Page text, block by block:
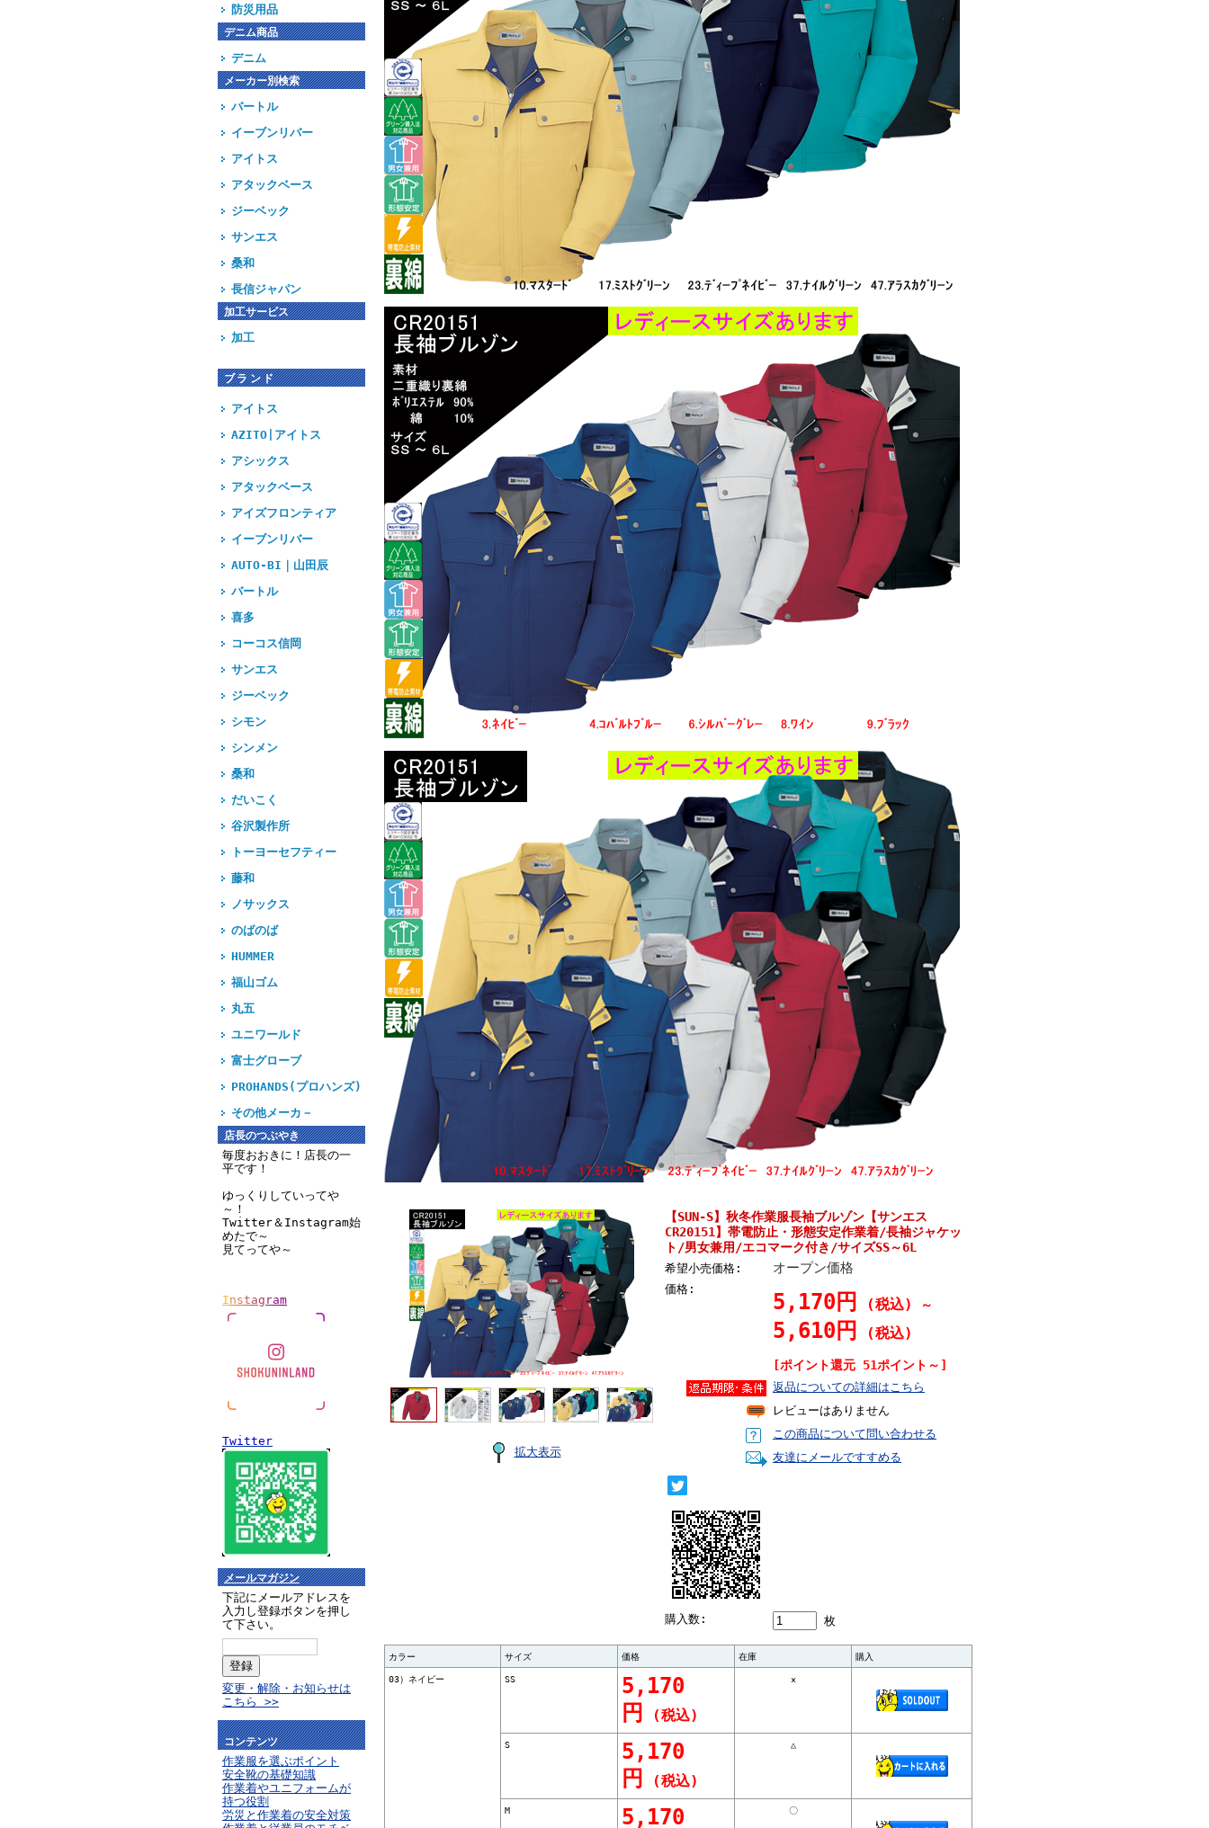
防災用品
デニム商品
デニム
メーカー別検索
バートル
イーブンリバー
アイトス
アタックベース
ジーベック
サンエス
桑和
長信ジャパン
加工サービス
加工
ブランド
アイトス
AZITO|アイトス
アシックス
アタックベース
アイズフロンティア
イーブンリバー
AUTO-BI｜山田辰
バートル
喜多
コーコス信岡
サンエス
ジーベック
シモン
シンメン
桑和
だいこく
谷沢製作所
トーヨーセフティー
藤和
ノサックス
のばのば
HUMMER
福山ゴム
丸五
ユニワールド
富士グローブ
PROHANDS(プロハンズ)
その他メーカ－
店長のつぶやき
毎度おおきに！店長の一
平です！
ゆっくりしていってや
～！
Twitter＆Instagram始
めたで～
見てってや～
Instag ram
Twitter
メールマガジン
下記にメールアドレスを
入力し登録ボタンを押し
て下さい。
変更・解除・お知らせは
こちら >>
コンテンツ
作業服を選ぶポイント
安全靴の基礎知識
作業着やユニフォームが
持つ役割
労災と作業着の安全対策
拡大表示
【SUN-S】秋冬作業服長袖ブルゾン【サンエス
CR20151】帯電防止・形態安定作業着/長袖ジャケッ
ト/男女兼用/エコマーク付き/サイズSS～6L
希望小売価格: オープン価格
価格:
5,170円 (税込) ～
5,610円 (税込)
[ポイント還元 51ポイント～]
返品についての詳細はこちら
レビューはありません
この商品について問い合わせる
友達にメールですすめる
購入数: 枚
カラー サイズ 価格 在庫 購入
03）ネイビー SS
5,170
円
(税込)
×
S
5,170
円
(税込)
△
M 5,170 〇